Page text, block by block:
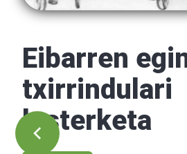
Eibarren
txirrindulari
lasterketa